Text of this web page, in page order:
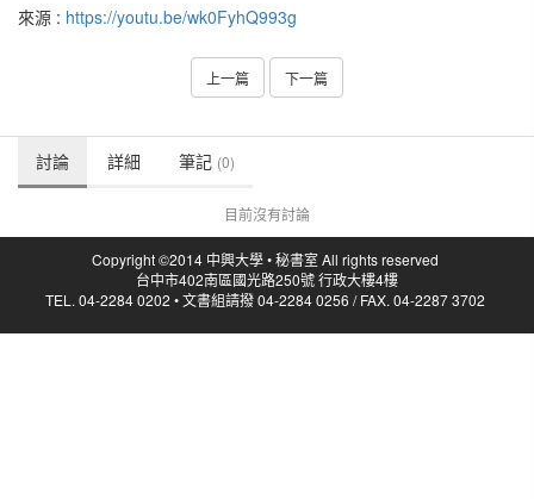
來源 : https://youtu.be/wk0FyhQ993g
上一篇 下一篇
討論 詳細 筆記 (0)
目前沒有討論
Copyright ©2014 中興大學 • 秘書室 All rights reserved
台中市402南區國光路250號 行政大樓4樓
TEL. 04-2284 0202 • 文書組請撥 04-2284 0256 / FAX. 04-2287 3702